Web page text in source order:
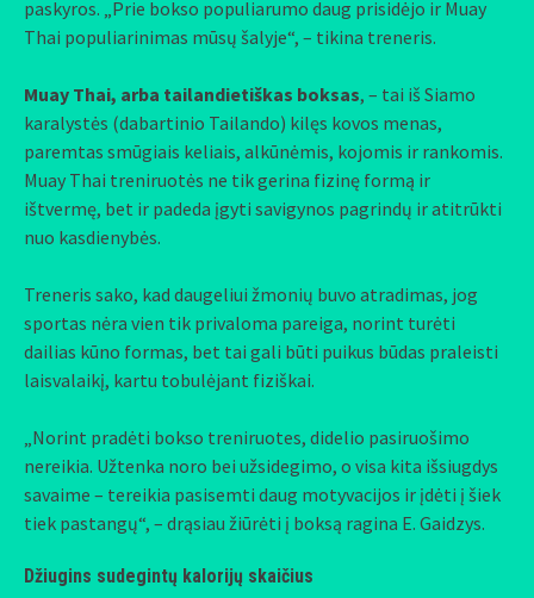
paskyros. „Prie bokso populiarumo daug prisidėjo ir Muay
Thai populiarinimas mūsų šalyje“, – tikina treneris.
Muay Thai, arba tailandietiškas boksas, – tai iš Siamo
karalystės (dabartinio Tailando) kilęs kovos menas,
paremtas smūgiais keliais, alkūnėmis, kojomis ir rankomis.
Muay Thai treniruotės ne tik gerina fizinę formą ir
ištvermę, bet ir padeda įgyti savigynos pagrindų ir atitrūkti
nuo kasdienybės.
Treneris sako, kad daugeliui žmonių buvo atradimas, jog
sportas nėra vien tik privaloma pareiga, norint turėti
dailias kūno formas, bet tai gali būti puikus būdas praleisti
laisvalaikį, kartu tobulėjant fiziškai.
„Norint pradėti bokso treniruotes, didelio pasiruošimo
nereikia. Užtenka noro bei užsidegimo, o visa kita išsiugdys
savaime – tereikia pasisemti daug motyvacijos ir įdėti į šiek
tiek pastangų“, – drąsiau žiūrėti į boksą ragina E. Gaidzys.
Džiugins sudegintų kalorijų skaičius